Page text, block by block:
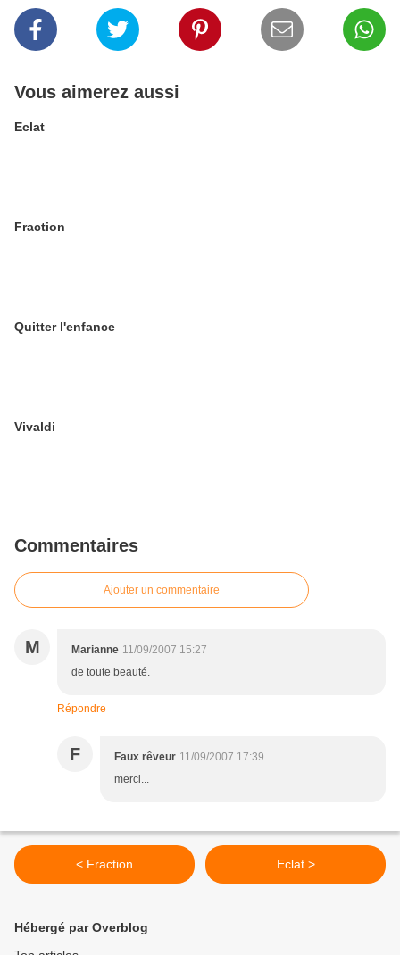
Vous aimerez aussi
Eclat
Fraction
Quitter l'enfance
Vivaldi
Commentaires
Ajouter un commentaire
M Marianne 11/09/2007 15:27
de toute beauté.
Répondre
F Faux rêveur 11/09/2007 17:39
merci...
< Fraction Eclat >
Hébergé par Overblog